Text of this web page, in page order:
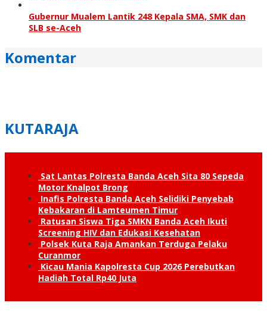
Gubernur Mualem Lantik 248 Kepala SMA, SMK dan
SLB se-Aceh
Komentar
KUTARAJA
Sat Lantas Polresta Banda Aceh Sita 80 Sepeda
Motor Knalpot Brong
Inafis Polresta Banda Aceh Selidiki Penyebab
Kebakaran di Lamteumen Timur
Ratusan Siswa Tiga SMKN Banda Aceh Ikuti
Screening HIV dan Edukasi Kesehatan
Polsek Kuta Raja Amankan Terduga Pelaku
Curanmor
Kicau Mania Kapolresta Cup 2026 Perebutkan
Hadiah Total Rp40 Juta